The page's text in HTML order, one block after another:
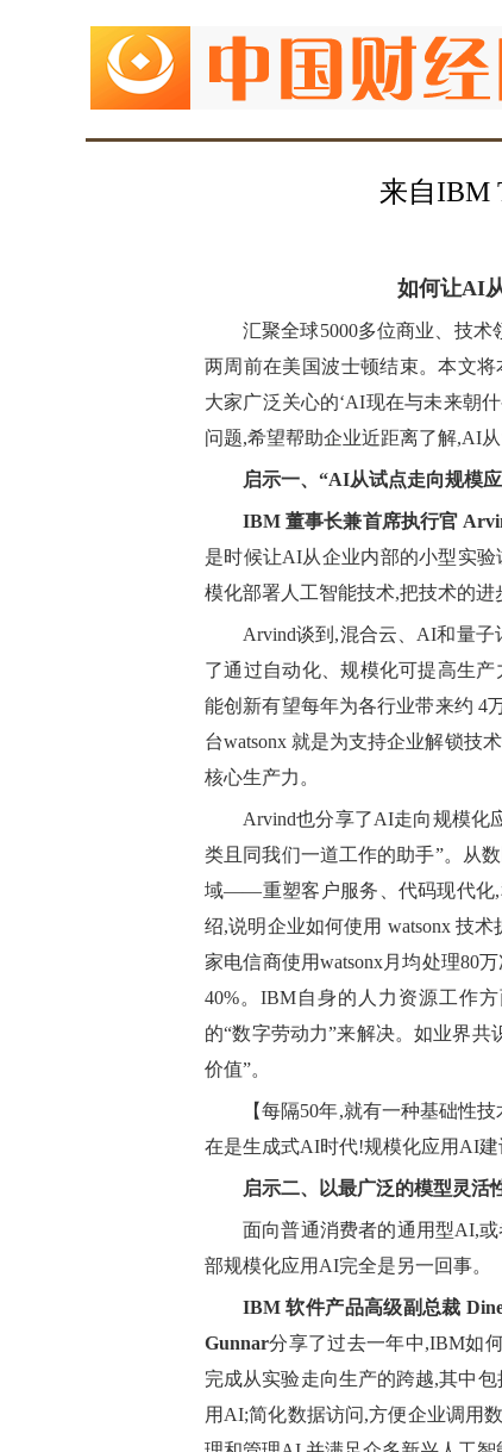
来自IBM
如何让AI
汇聚全球5000多位商业、技
两周前在美国波士顿结束。本文
大家广泛关心的‘AI现在与未来朝
问题,希望帮助企业近距离了解,AI从
启示一、“AI从试点走向规模
IBM 董事长兼首席执行官
是时候让AI从企业内部的小型实
模化部署人工智能技术,把技术的进
Arvind谈到,混合云、AI和量子
了通过自动化、规模化可提高生
能创新有望每年为各行业带来约 4
台watsonx 就是为支持企业解锁技
核心生产力。
Arvind也分享了AI走向规模化
类且同我们一道工作的助手”。从
域——重塑客户服务、代码现代化,
绍,说明企业如何使用 watsonx 技
家电信商使用watsonx月均处理80
40%。IBM自身的人力资源工作
的“数字劳动力”来解决。如业界
价值”。
【每隔50年,就有一种基础性
在是生成式AI时代!规模化应用AI建
启示二、以最广泛的模型灵活
面向普通消费者的通用型AI,
部规模化应用AI完全是另一回事。
IBM 软件产品高级副总裁
Gunnar分享了过去一年中,IBM如
完成从实验走向生产的跨越,其中
用AI;简化数据访问,方便企业调用